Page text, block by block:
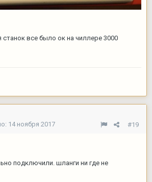
станок все было ок на чиллере 3000
#19
14 ноября 2017
подключили. шланги ни где не